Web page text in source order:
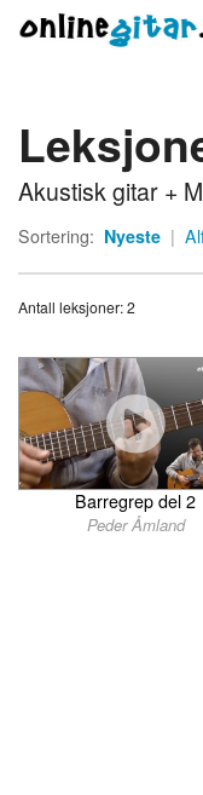
Meny
Logg inn
Kontakt oss
Om onlinegitar.no
Akustisk gitar +
Sortering: Nyeste |
Antall leksjoner: 2
Barregrep del 2
Peder Åmland